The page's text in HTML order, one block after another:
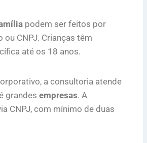
podem ser feitos por
ou CNPJ. Crianças têm
até os 18 anos.
a consultoria atende
grandes empresas. A
CNPJ, com mínimo de duas